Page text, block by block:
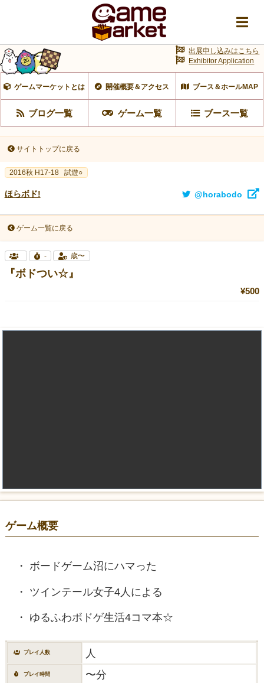
ゲームマーケットとは 開催概要＆アクセス ブース＆ホールMAP
ブログ一覧 ゲーム一覧 ブース一覧
出展申し込みはこちら
Exhibitor Application
サイトトップに戻る
2016秋 H17-18 試遊○
ほらボド! @horabodo
ゲーム一覧に戻る
- 歳〜
『ボドつい☆』
¥500
ゲーム概要
ボードゲーム沼にハマった
ツインテール女子4人による
ゆるふわボドゲ生活4コマ本☆
プレイ人数 人
プレイ時間 〜分